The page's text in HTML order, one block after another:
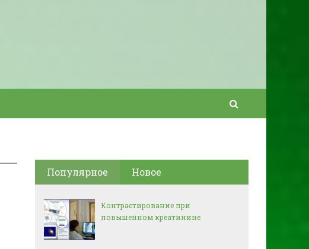
Популярное Новое
Контрастирование при
повышенном креатинине